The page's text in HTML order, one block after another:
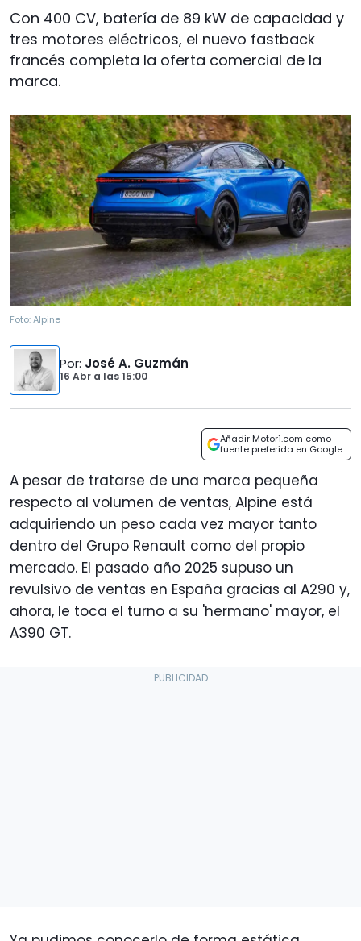
Con 400 CV, batería de 89 kW de capacidad y
tres motores eléctricos, el nuevo fastback
francés completa la oferta comercial de la
marca.
Foto:Alpine
Por: José A. Guzmán
16 Abr a las15:00
Añadir Motor1.com como
fuente preferida en Google
A pesar de tratarse de una marca pequeña
respecto al volumen de ventas, Alpine está
adquiriendo un peso cada vez mayor tanto
dentro del Grupo Renault como del propio
mercado. El pasado año 2025 supuso un
revulsivo de ventas en España gracias al A290 y,
ahora, le toca el turno a su 'hermano' mayor, el
A390 GT.